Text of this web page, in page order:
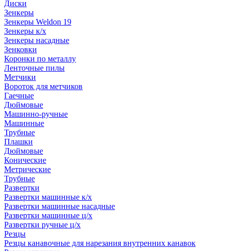
Диски
Зенкеры
Зенкеры Weldon 19
Зенкеры к/х
Зенкеры насадные
Зенковки
Коронки по металлу
Ленточные пилы
Метчики
Вороток для метчиков
Гаечные
Дюймовые
Машинно-ручные
Машинные
Трубные
Плашки
Дюймовые
Конические
Метрические
Трубные
Развертки
Развертки машинные к/х
Развертки машинные насадные
Развертки машинные ц/х
Развертки ручные ц/х
Резцы
Резцы канавочные для нарезания внутренних канавок